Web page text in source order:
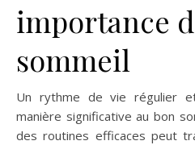
importance
sommeil
Un rythme de vie régulier
manière significative au bon
des routines efficaces peut